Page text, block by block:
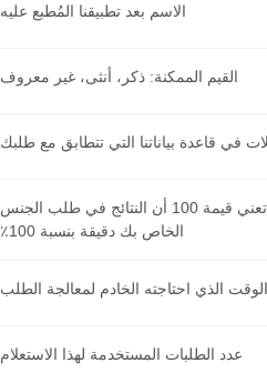
الاسم بعد تطبيقنا المُطبع عليه
القيم الممكنة: ذكر، أنثى، غير معروف
في قاعدة بياناتنا التي تتطابق مع طلبك
تحدد هذه القيمة موثوقية قاعدة بياناتنا. تعني قيمة 100 أن النتائج في طلب الجنس
الخاص بك دقيقة بنسبة 100٪
الوقت الذي احتاجته الخادم لمعالجة الطلب
عدد الطلبات المستخدمة لهذا الاستعلام